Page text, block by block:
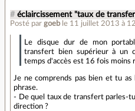
# éclaircissement "taux de
Posté par goeb le 11 juillet 2013 à
Le disque dur de mon
transfert bien supérieur à un
temps d'accès est 16 fois moins
Je ne comprends pas bien et tu
phrase.
- De quel taux de transfert parles-
direction ?